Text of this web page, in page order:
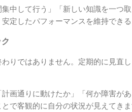
集中して行う」「新しい知識を一つ
定したパフォーマンスを維持できる
りではありません。定期的に見直
画通りに動けたか」「何か障害が
で客観的に自分の状況が見えてきま